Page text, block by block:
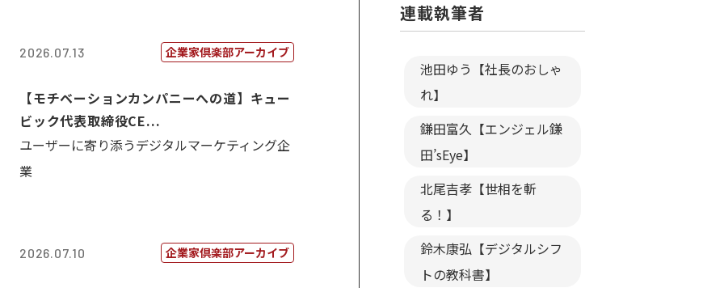
2026.07.13 企業家倶楽部アーカイブ
【モチベーションカンパニーへの道】キュー
ビック代表取締役CE...
ユーザーに寄り添うデジタルマーケティング企
業
2026.07.10 企業家倶楽部アーカイブ
連載執筆者
池田ゆう【社長のおしゃ
れ】
鎌田富久【エンジェル鎌
田’sEye】
北尾吉孝【世相を斬
る！】
鈴木康弘【デジタルシフ
トの教科書】